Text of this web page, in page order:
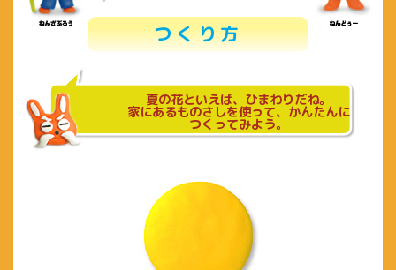
つくり方
夏の花といえば、ひまわりだね。
家にあるものさしを使って、かんたんに
つくってみよう。